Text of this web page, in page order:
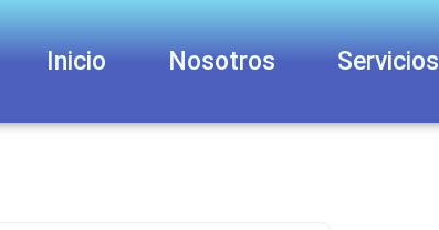
Inicio Nosotros Servicios